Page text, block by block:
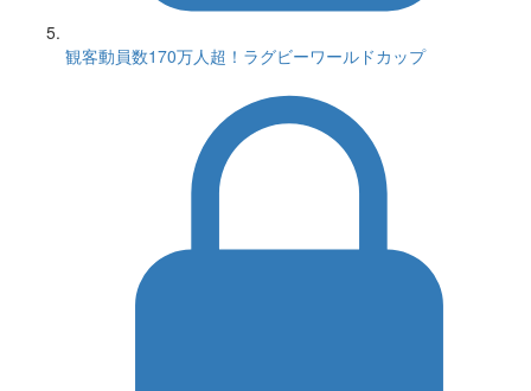
観客動員数170万人超！ラグビーワールドカップ